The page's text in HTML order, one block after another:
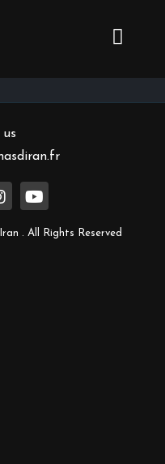
. All Rights Reserved